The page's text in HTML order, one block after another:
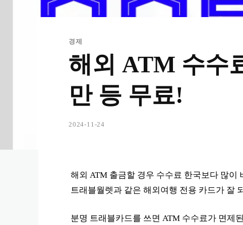
경제
해외 ATM 수수
만 등 무료!
2024-11-24
해외 ATM 출금할 경우 수수료 한국보다 많이
트래블월렛과 같은 해외여행 전용 카드가 잘
분명 트래블카드를 쓰면 ATM 수수료가 면제